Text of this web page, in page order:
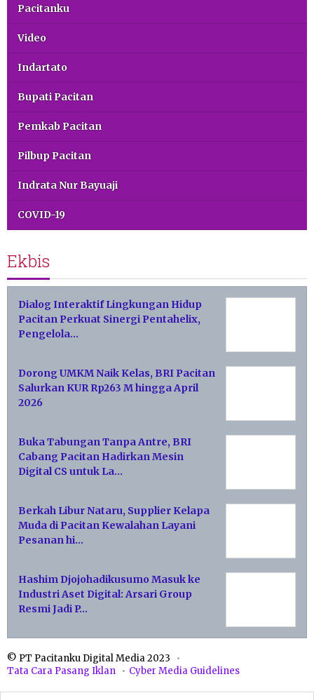
Pacitanku
Video
Indartato
Bupati Pacitan
Pemkab Pacitan
Pilbup Pacitan
Indrata Nur Bayuaji
COVID-19
Ekbis
Dialog Interaktif Lingkungan Hidup
Pacitan Perkuat Sinergi Pentahelix,
Pengelola…
Dorong UMKM Naik Kelas, BRI Pacitan
Salurkan KUR Rp263 M hingga April
2026
Buka Tabungan Tanpa Antre, BRI
Cabang Pacitan Hadirkan Mesin
Digital CS untuk La…
Berkah Libur Nataru, Supplier Kelapa
Muda di Pacitan Kewalahan Layani
Pesanan hi…
Hashim Djojohadikusumo Masuk ke
Industri Aset Digital: Arsari Group
Resmi Jadi P…
© PT Pacitanku Digital Media 2023
Tata Cara Pasang Iklan
Cyber Media Guidelines